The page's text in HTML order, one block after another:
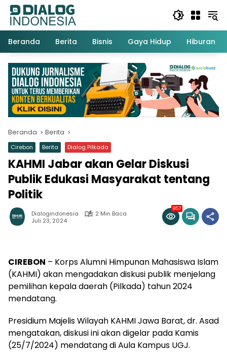
Langsung
konten
Beranda
Berita Bisnis Gaya Hidup Hiburan
Beranda Berita
Cirebon Berita Dialog Pilkada
KAHMI Jabar akan Gelar Diskusi
Publik Edukasi Masyarakat tentang
Politik
Dialogindonesia
2 Min Baca
Juli 23, 2024
857
CIREBON – Korps Alumni Himpunan Mahasiswa Islam
(KAHMI) akan mengadakan diskusi publik menjelang
pemilihan kepala daerah (Pilkada) tahun 2024
mendatang.
Presidium Majelis Wilayah KAHMI Jawa Barat, dr. Asad
mengatakan, diskusi ini akan digelar pada Kamis
(25/7/2024) mendatang di Aula Kampus UGJ.